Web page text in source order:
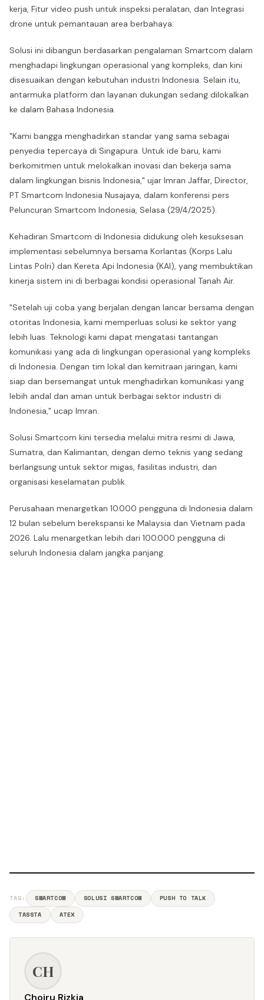
kerja, Fitur video push untuk inspeksi peralatan, dan Integrasi
drone untuk pemantauan area berbahaya.
Solusi ini dibangun berdasarkan pengalaman Smartcom dalam
menghadapi lingkungan operasional yang kompleks, dan kini
disesuaikan dengan kebutuhan industri Indonesia. Selain itu,
antarmuka platform dan layanan dukungan sedang dilokalkan
ke dalam Bahasa Indonesia.
"Kami bangga menghadirkan standar yang sama sebagai
penyedia tepercaya di Singapura. Untuk ide baru, kami
berkomitmen untuk melokalkan inovasi dan bekerja sama
dalam lingkungan bisnis Indonesia," ujar Imran Jaffar, Director,
PT Smartcom Indonesia Nusajaya, dalam konferensi pers
Peluncuran Smartcom Indonesia, Selasa (29/4/2025).
Kehadiran Smartcom di Indonesia didukung oleh kesuksesan
implementasi sebelumnya bersama Korlantas (Korps Lalu
Lintas Polri) dan Kereta Api Indonesia (KAI), yang membuktikan
kinerja sistem ini di berbagai kondisi operasional Tanah Air.
"Setelah uji coba yang berjalan dengan lancar bersama dengan
otoritas Indonesia, kami memperluas solusi ke sektor yang
lebih luas. Teknologi kami dapat mengatasi tantangan
komunikasi yang ada di lingkungan operasional yang kompleks
di Indonesia. Dengan tim lokal dan kemitraan jaringan, kami
siap dan bersemangat untuk menghadirkan komunikasi yang
lebih andal dan aman untuk berbagai sektor industri di
Indonesia," ucap Imran.
Solusi Smartcom kini tersedia melalui mitra resmi di Jawa,
Sumatra, dan Kalimantan, dengan demo teknis yang sedang
berlangsung untuk sektor migas, fasilitas industri, dan
organisasi keselamatan publik.
Perusahaan menargetkan 10.000 pengguna di Indonesia dalam
12 bulan sebelum berekspansi ke Malaysia dan Vietnam pada
2026. Lalu menargetkan lebih dari 100.000 pengguna di
seluruh Indonesia dalam jangka panjang.
TAG: SMARTCOM SOLUSI SMARTCOM
PUSH TO TALK
TASSTA
ATEX
CH
Choiru Rizkia